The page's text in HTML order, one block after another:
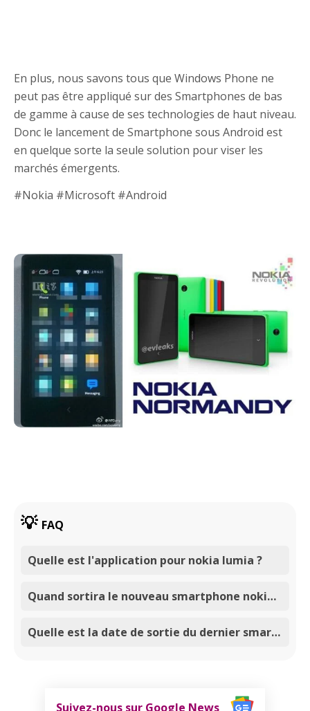
En plus, nous savons tous que Windows Phone ne
peut pas être appliqué sur des Smartphones de bas
de gamme à cause de ses technologies de haut niveau.
Donc le lancement de Smartphone sous Android est
en quelque sorte la seule solution pour viser les
marchés émergents.
#Nokia #Microsoft #Android
FAQ
Quelle est l'application pour nokia lumia ?
Quand sortira le nouveau smartphone nokia de 2026 ?
Quelle est la date de sortie du dernier smartphone Nokia ?
Suivez-nous sur Google News